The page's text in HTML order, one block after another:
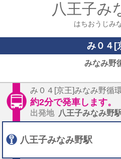
八王子み
はちおうじみ
み０４[
みなみ野
み０４[京王]みなみ野循
約2分で発車します。
出発地 八王子みなみ野
八王子みなみ野駅